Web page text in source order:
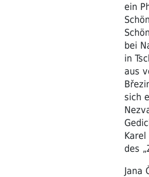
ein
bei
in
aus
sich
des
Jana